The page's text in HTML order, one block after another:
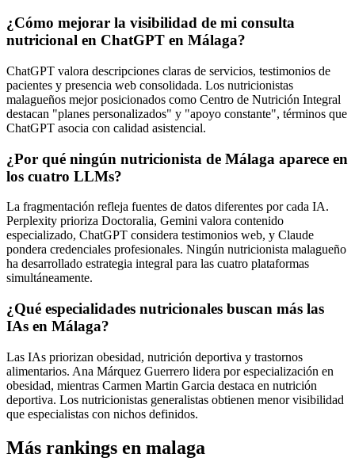
¿Cómo mejorar la visibilidad de mi consulta
nutricional en ChatGPT en Málaga?
ChatGPT valora descripciones claras de servicios, testimonios de
pacientes y presencia web consolidada. Los nutricionistas
malagueños mejor posicionados como Centro de Nutrición Integral
destacan "planes personalizados" y "apoyo constante", términos que
ChatGPT asocia con calidad asistencial.
¿Por qué ningún nutricionista de Málaga aparece en
los cuatro LLMs?
La fragmentación refleja fuentes de datos diferentes por cada IA.
Perplexity prioriza Doctoralia, Gemini valora contenido
especializado, ChatGPT considera testimonios web, y Claude
pondera credenciales profesionales. Ningún nutricionista malagueño
ha desarrollado estrategia integral para las cuatro plataformas
simultáneamente.
¿Qué especialidades nutricionales buscan más las
IAs en Málaga?
Las IAs priorizan obesidad, nutrición deportiva y trastornos
alimentarios. Ana Márquez Guerrero lidera por especialización en
obesidad, mientras Carmen Martin Garcia destaca en nutrición
deportiva. Los nutricionistas generalistas obtienen menor visibilidad
que especialistas con nichos definidos.
Más rankings en malaga